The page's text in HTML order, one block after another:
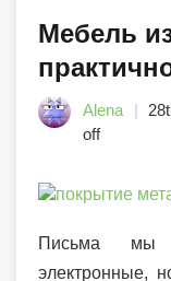
Мебель
Alena
off
Письма мы
электронные,